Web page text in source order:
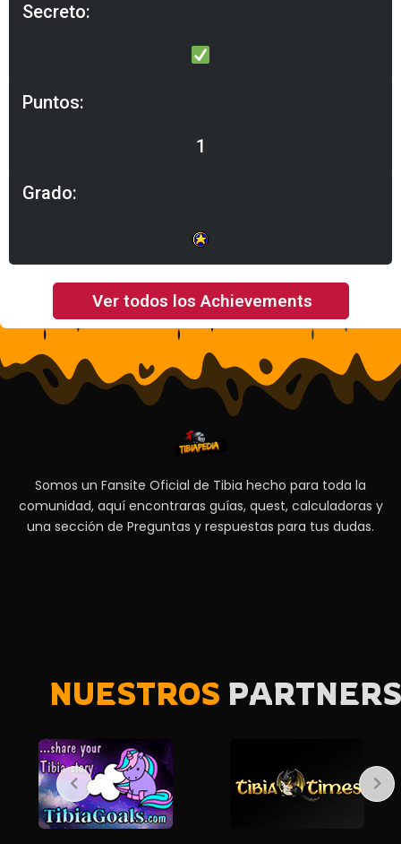
Secreto:
Puntos:
1
Grado:
Ver todos los Achievements
Somos un Fansite Oficial de Tibia hecho para toda la
comunidad, aquí encontraras guías, quest, calculadoras y
una sección de Preguntas y respuestas para tus dudas.
NUESTROS PARTNERS